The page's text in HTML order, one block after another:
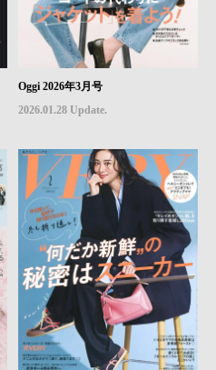
Oggi 2026年3月号
2026.01.28 Update.